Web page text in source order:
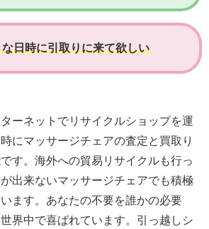
日時に引取りに来て欲しい
ーネットでリサイクルショップを運
にマッサージチェアの査定と買取り
す。海外への貿易リサイクルも行っ
出来ないマッサージチェアでも積極
ます。あなたの不要を誰かの必要
界中で喜ばれています。引っ越しシ